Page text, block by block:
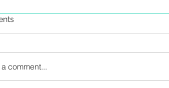
comment...